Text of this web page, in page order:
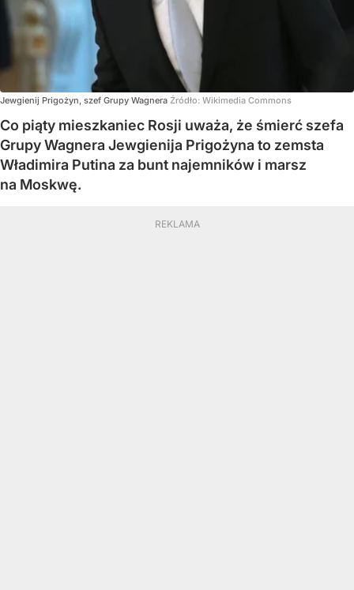
Jewgienij Prigożyn, szef Grupy Wagnera Źródło: Wikimedia Commons
Co piąty mieszkaniec Rosji uważa, że śmierć szefa
Grupy Wagnera Jewgienija Prigożyna to zemsta
Władimira Putina za bunt najemników i marsz
na Moskwę.